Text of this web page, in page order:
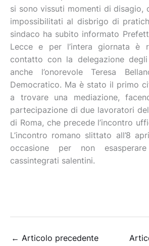
si sono vissuti momenti di disagio,
impossibilitati al disbrigo di
sindaco ha subito informato
Lecce e per l’intera giornata è
contatto con la delegazione degli
anche l’onorevole Teresa
Democratico. Ma è stato il primo
a trovare una mediazione,
partecipazione di due lavoratori
di Roma, che precede l’incontro
L’incontro romano slittato all’8
occasione per non
cassintegrati salentini.
← Articolo precedente